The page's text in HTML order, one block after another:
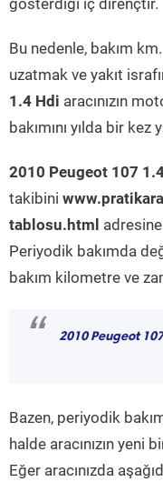
gösterdiği iç dirençtir.
Bu nedenle, bakım
uzatmak ve yakıt
1.4 Hdi aracınızın
bakımını yılda bir kez
2010 Peugeot 107
takibini
tablosu.html
Periyodik bakımda
bakım kilometre ve
“ 2010 Peugeot
Bazen, periyodik
halde aracınızın yeni
Eğer aracınızda